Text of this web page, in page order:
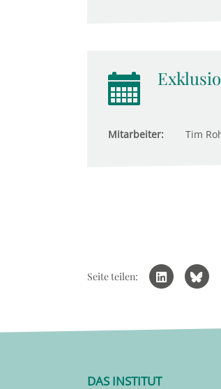
Mitarbeiter: Tim
Seite teilen:
DAS INSTITUT